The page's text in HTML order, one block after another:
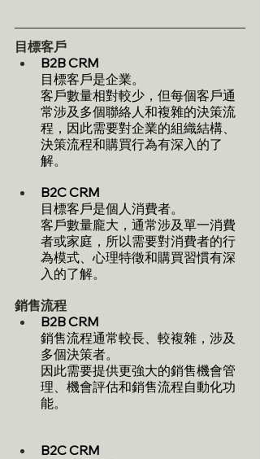
目標客戶
B2B CRM
目標客戶是企業。
客戶數量相對較少，但每個客戶通
常涉及多個聯絡人和複雜的決策流
程，因此需要對企業的組織結構、
決策流程和購買行為有深入的了
解。
B2C CRM
目標客戶是個人消費者。
客戶數量龐大，通常涉及單一消費
者或家庭，所以需要對消費者的行
為模式、心理特徵和購買習慣有深
入的了解。
銷售流程
B2B CRM
銷售流程通常較長、較複雜，涉及
多個決策者。
因此需要提供更強大的銷售機會管
理、機會評估和銷售流程自動化功
能。
B2C CRM